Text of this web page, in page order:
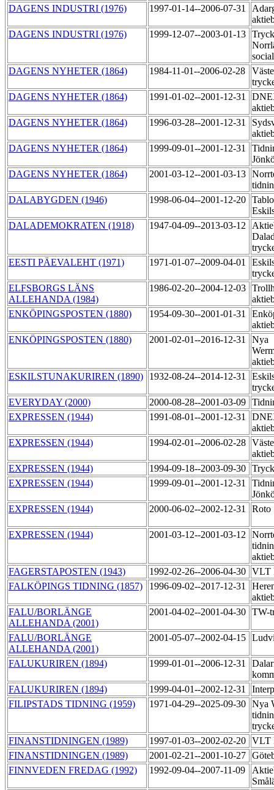
DAGENS INDUSTRI (1976)
1997-01-14--2006-07-31
DAGENS INDUSTRI (1976)
1999-12-07--2003-01-13
DAGENS NYHETER (1864)
1984-11-01--2006-02-28
DAGENS NYHETER (1864)
1991-01-02--2001-12-31
DAGENS NYHETER (1864)
1996-03-28--2001-12-31
DAGENS NYHETER (1864)
1999-09-01--2001-12-31
DAGENS NYHETER (1864)
2001-03-12--2001-03-13
DALABYGDEN (1946)
1998-06-04--2001-12-20
DALADEMOKRATEN (1918)
1947-04-09--2013-03-12
EESTI PÄEVALEHT (1971)
1971-01-07--2009-04-01
ELFSBORGS LÄNS
ALLEHANDA (1984)
1986-02-20--2004-12-03
ENKÖPINGSPOSTEN (1880)
1954-09-30--2001-01-31
ENKÖPINGSPOSTEN (1880)
2001-02-01--2016-12-31
Nya
ESKILSTUNAKURIREN (1890)
1932-08-24--2014-12-31
EVERYDAY (2000)
2000-08-28--2001-03-09
EXPRESSEN (1944)
1991-08-01--2001-12-31
EXPRESSEN (1944)
1994-02-01--2006-02-28
EXPRESSEN (1944)
1994-09-18--2003-09-30
EXPRESSEN (1944)
1999-09-01--2001-12-31
EXPRESSEN (1944)
2000-06-02--2002-12-31 Roto
EXPRESSEN (1944) 2001-03-12--2001-03-12
FAGERSTAPOSTEN (1943)
1992-02-26--2006-04-30 VLT
FALKÖPINGS TIDNING (1857)
1996-09-02--2017-12-31
FALU/BORLÄNGE
ALLEHANDA (2001)
2001-04-02--2001-04-30 TW-
FALU/BORLÄNGE
ALLEHANDA (2001)
2001-05-07--2002-04-15
FALUKURIREN (1894) 1999-01-01--2006-12-31
FALUKURIREN (1894)
1999-04-01--2002-12-31
FILIPSTADS TIDNING (1959)
1971-04-29--2025-09-30 Nya
FINANSTIDNINGEN (1989)
1997-01-03--2002-02-20 VLT
FINANSTIDNINGEN (1989)
2001-02-21--2001-10-27
FINNVEDEN FREDAG (1992)
1992-09-04--2007-11-09